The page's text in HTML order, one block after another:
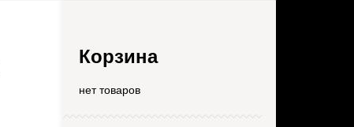
Корзина
нет товаров